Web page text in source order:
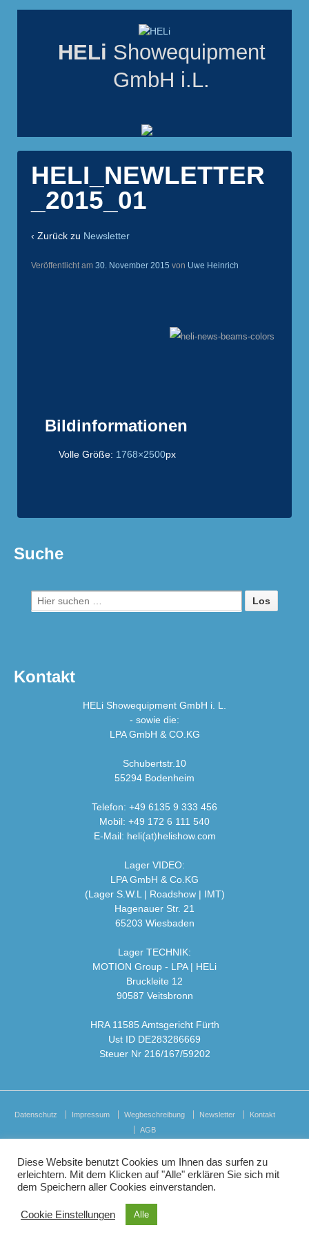
HELi Showequipment
GmbH i.L.
HELI_NEWLETTER
_2015_01
‹ Zurück zu Newsletter
Veröffentlicht am 30. November 2015 von Uwe Heinrich
Bildinformationen
Volle Größe: 1768×2500px
Suche
Suche
nach:
Kontakt
HELi Showequipment GmbH i. L.
- sowie die:
LPA GmbH & CO.KG
Schubertstr.10
55294 Bodenheim
Telefon: +49 6135 9 333 456
Mobil: +49 172 6 111 540
E-Mail: heli(at)helishow.com
Lager VIDEO:
LPA GmbH & Co.KG
(Lager S.W.L | Roadshow | IMT)
Hagenauer Str. 21
65203 Wiesbaden
Lager TECHNIK:
MOTION Group - LPA | HELi
Bruckleite 12
90587 Veitsbronn
HRA 11585 Amtsgericht Fürth
Ust ID DE283286669
Steuer Nr 216/167/59202
Datenschutz Impressum Wegbeschreibung Newsletter
Kontakt
AGB
© 2026HELi Showequipment GmbH i.L.
Diese Website benutzt Cookies um Ihnen das surfen zu
erleichtern. Mit dem Klicken auf "Alle" erklären Sie sich mit
dem Speichern aller Cookies einverstanden.
Cookie Einstellungen Alle